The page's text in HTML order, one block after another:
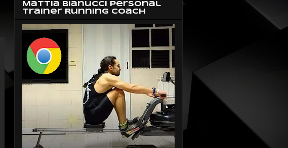
Mattia Bianucci Personal
Trainer Running Coach